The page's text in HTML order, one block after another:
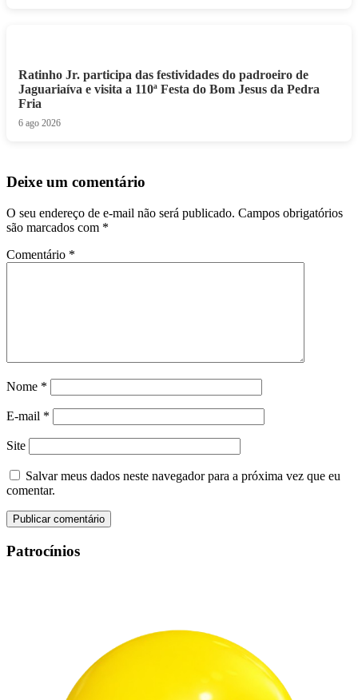
Ratinho Jr. participa das festividades do padroeiro de
Jaguariaíva e visita a 110ª Festa do Bom Jesus da Pedra
Fria
6 ago 2026
Deixe um comentário
O seu endereço de e-mail não será publicado. Campos obrigatórios
são marcados com *
Comentário *
Nome *
E-mail *
Site
Salvar meus dados neste navegador para a próxima vez que eu
comentar.
Patrocínios